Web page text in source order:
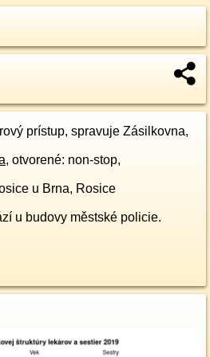
prístup, spravuje Zásilkovna,
, otvorené: non-stop,
u Brna, Rosice
u budovy městské policie.